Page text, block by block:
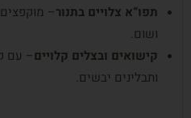
תפו“א צלויים בתנור– מוקפצים
ושום.
קישואים ובצלים קלויים– עם
ותבלינים יבשים.